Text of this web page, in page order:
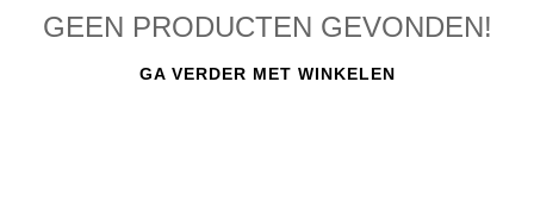
GEEN PRODUCTEN GEVONDEN!
GA VERDER MET WINKELEN